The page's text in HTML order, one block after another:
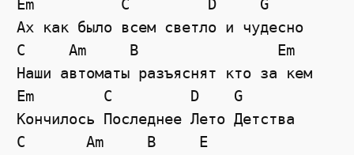
Em C D
G
Ах как было всем светло и чудесно
C
Am B
Em
Наши автоматы разъяснят кто за кем
Em
C D
G
Кончилось Последнее Лето Детства
C
Am B
E